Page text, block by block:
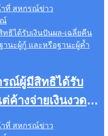
าที่ สหกรณ์ข่าว
ณ์
รณ์ผู้มีสิทธิได้รับ
ค้างจ่ายเงินงวด
ละหรือฐานะผู้ค้ำ
าที่ สหกรณ์ข่าว